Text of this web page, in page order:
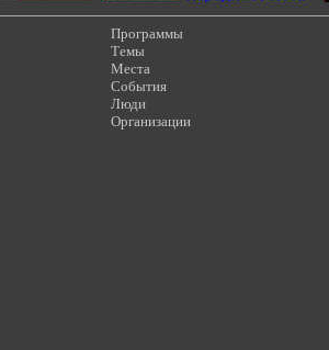
Программы
Темы
Места
События
Люди
Организации